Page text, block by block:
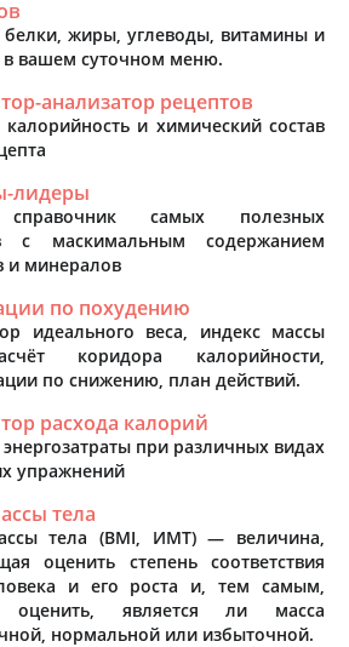
белки, жиры, углеводы, витамины и
вашем суточном меню.
анализатор рецептов
калорийность и химический состав
лидеры
самых полезных
с маскимальным содержанием
и минералов
по похудению
идеального веса, индекс массы
коридора калорийности,
по снижению, план действий.
расхода калорий
энергозатраты при различных видах
упражнений
тела
тела (BMI, ИМТ) — величина,
оценить степень соответствия
и его роста и, тем самым,
оценить, является ли масса
нормальной или избыточной.